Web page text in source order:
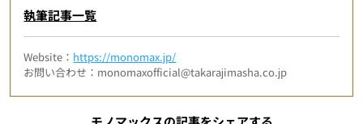
執筆記事一覧
Website： https://monomax.jp/
お問い合わせ：monomaxofficial@takarajimasha.co.jp